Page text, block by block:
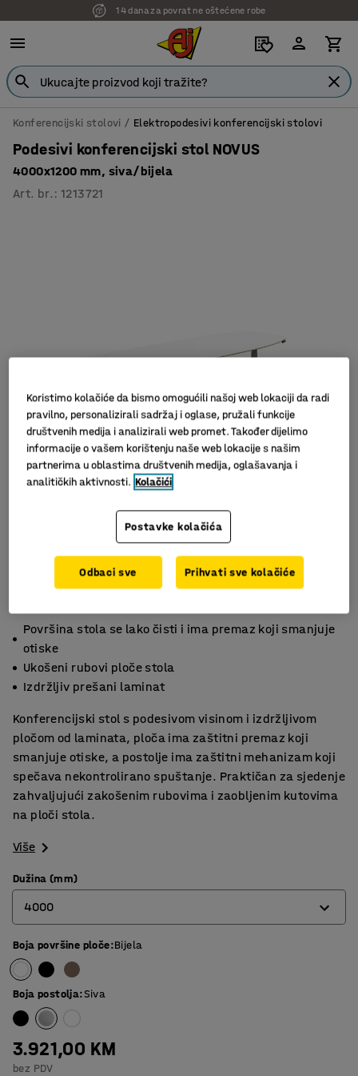
14 dana za povrat ne oštećene robe
Konferencijski stolovi Elektropodesivi konferencijski stolovi
Podesivi konferencijski stol NOVUS
4000x1200 mm, siva/bijela
Art. br. :1213721
Površina stola se lako čisti i ima premaz koji smanjuje
otiske
Ukošeni rubovi ploče stola
Izdržljiv prešani laminat
Konferencijski stol s podesivom visinom i izdržljivom
pločom od laminata, ploča ima zaštitni premaz koji
smanjuje otiske, a postolje ima zaštitni mehanizam koji
spečava nekontrolirano spuštanje. Praktičan za sjedenje
zahvaljujući zakošenim rubovima i zaobljenim kutovima
na ploči stola.
Više
Dužina (mm)
4000
2400
3200
4000
Boja površine ploče:Bijela
Boja postolja:Siva
3.921,00 KM
bez PDV
Koristimo kolačiće da bismo omogućili našoj web lokaciji da radi
pravilno, personalizirali sadržaj i oglase, pružali funkcije
društvenih medija i analizirali web promet. Također dijelimo
informacije o vašem korištenju naše web lokacije s našim
partnerima u oblastima društvenih medija, oglašavanja i
analitičkih aktivnosti. Kolačići
Postavke kolačića
Odbaci sve Prihvati sve kolačiće